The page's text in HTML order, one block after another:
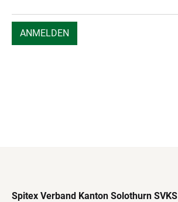
ANMELDEN
Spitex Verband Kanton Solothurn SVKS